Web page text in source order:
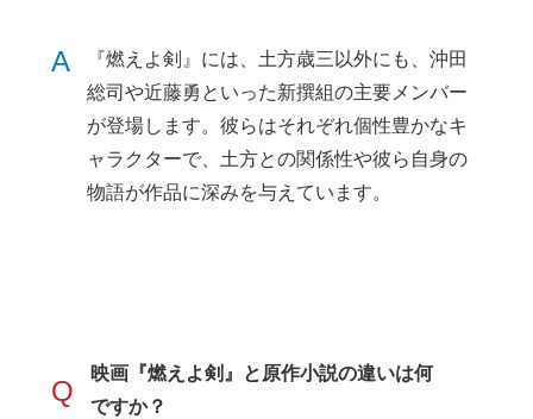
A
『燃えよ剣』には、土方歳三以外にも、沖田
総司や近藤勇といった新撰組の主要メンバー
が登場します。彼らはそれぞれ個性豊かなキ
ャラクターで、土方との関係性や彼ら自身の
物語が作品に深みを与えています。
Q
映画『燃えよ剣』と原作小説の違いは何
ですか？